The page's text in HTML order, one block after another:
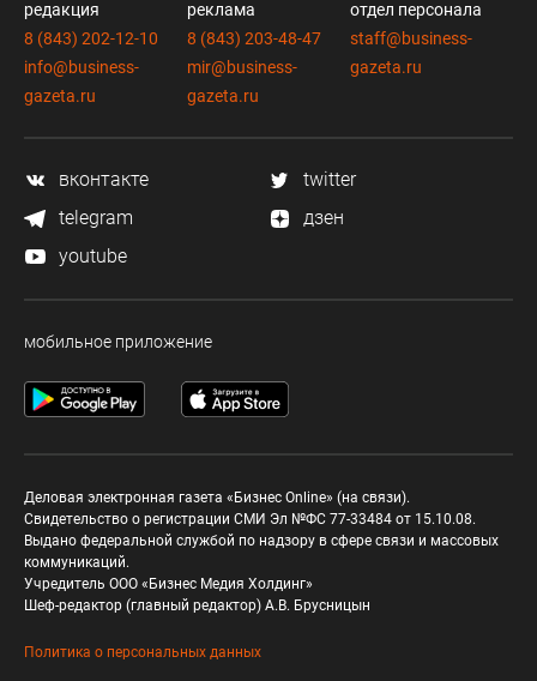
редакция
8 (843) 202-12-10
info@business-
gazeta.ru
реклама
8 (843) 203-48-47
mir@business-
gazeta.ru
отдел персонала
staff@business-
gazeta.ru
вконтакте
twitter
telegram
дзен
youtube
мобильное приложение
Деловая электронная газета «Бизнес Online» (на связи).
Свидетельство о регистрации СМИ Эл №ФС 77-33484 от 15.10.08.
Выдано федеральной службой по надзору в сфере связи и массовых
коммуникаций.
Учредитель ООО «Бизнес Медия Холдинг»
Шеф-редактор (главный редактор) А.В. Брусницын
Политика о персональных данных